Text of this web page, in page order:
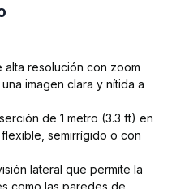
alta resolución con zoom
imagen clara y nítida a
de 1 metro (3.3 ft) en
semirrígido o con
lateral que permite la
como las paredes de